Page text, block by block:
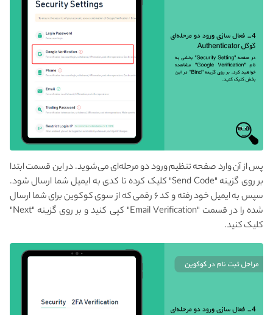
پس از آن وارد صفحه تنظیم ورود دو مرحله‌ای می‌شوید. در این قسمت ابتدا
بر روی گزینه "Send Code" کلیک کرده تا کدی به ایمیل شما ارسال شود.
سپس به ایمیل خود رفته و کد ۶ رقمی که از سوی کوکوین برای شما ارسال
شده را در قسمت "Email Verification" کپی کنید و بر روی گزینه "Next"
کلیک کنید.